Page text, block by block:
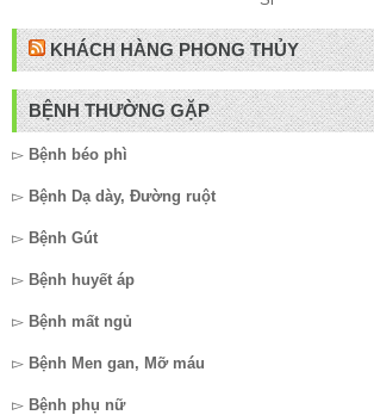
KHÁCH HÀNG PHONG THỦY
BỆNH THƯỜNG GẶP
▻ Bệnh béo phì
▻ Bệnh Dạ dày, Đường ruột
▻ Bệnh Gút
▻ Bệnh huyết áp
▻ Bệnh mất ngủ
▻ Bệnh Men gan, Mỡ máu
▻ Bệnh phụ nữ